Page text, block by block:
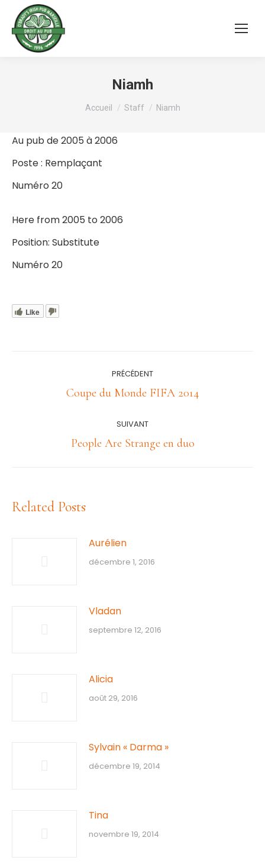
Niamh
Vous êtes ici :
Accueil Staff Niamh
Au pub de 2005 à 2006
Poste : Remplaçant
Numéro 20
Here from 2005 to 2006
Position: Substitute
Numéro 20
Like
PRÉCÉDENT
Article
:
Coupe du Monde FIFA 2014
SUIVANT
Article
People Are Strange en duo
Related Posts
Aurélien
décembre 1, 2016
Vladan
septembre 12, 2016
Alicia
août 29, 2016
Sylvain « Darma »
décembre 19, 2014
Tina
novembre 19, 2014